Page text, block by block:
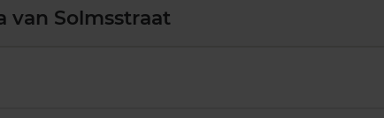
van Solmsstraat